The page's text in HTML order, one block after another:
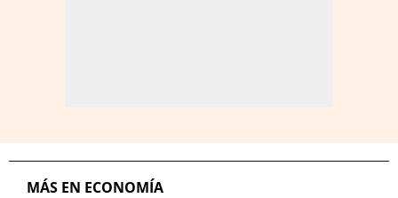
MÁS EN ECONOMÍA